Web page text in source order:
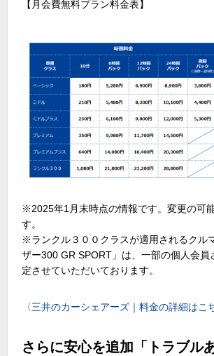
【月会費無料プラン料金表】
※2025年1月末時点の情報です。変更の可
す。
※ランクル３００クラスが適用されるクル
ザー300 GR SPORT」は、一部の個人会員
定させていただいております。
〈三井のカーシェアーズ｜料金の詳細はこ
さらに安心を追加「トラブル